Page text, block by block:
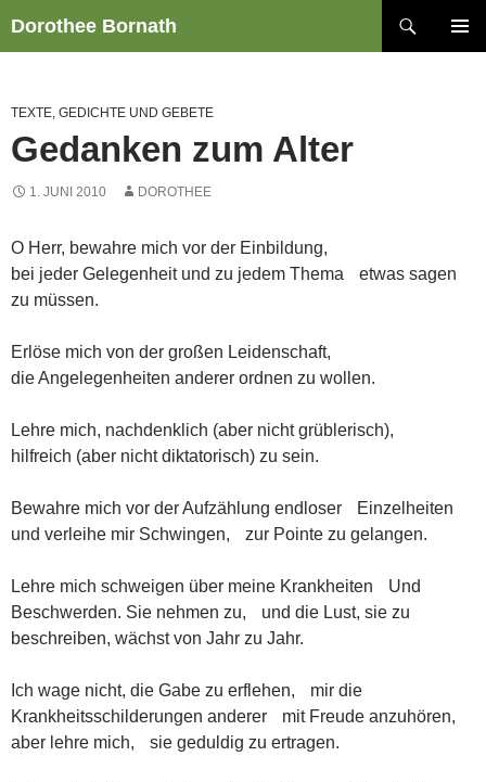
Inhalt
Dorothee Bornath
TEXTE, GEDICHTE UND GEBETE
Gedanken zum Alter
1. JUNI 2010 DOROTHEE
O Herr, bewahre mich vor der Einbildung,
bei jeder Gelegenheit und zu jedem Thema etwas sagen
zu müssen.
Erlöse mich von der großen Leidenschaft,
die Angelegenheiten anderer ordnen zu wollen.
Lehre mich, nachdenklich (aber nicht grüblerisch),
hilfreich (aber nicht diktatorisch) zu sein.
Bewahre mich vor der Aufzählung endloser Einzelheiten
und verleihe mir Schwingen, zur Pointe zu gelangen.
Lehre mich schweigen über meine Krankheiten Und
Beschwerden. Sie nehmen zu, und die Lust, sie zu
beschreiben, wächst von Jahr zu Jahr.
Ich wage nicht, die Gabe zu erflehen, mir die
Krankheitsschilderungen anderer mit Freude anzuhören,
aber lehre mich, sie geduldig zu ertragen.